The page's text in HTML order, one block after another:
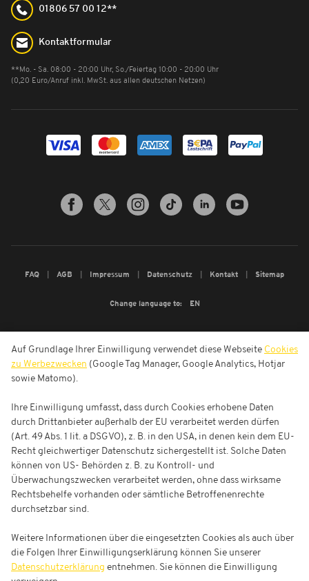
01806 57 00 12**
Kontaktformular
**Mo. - Sa. 08:00 - 20:00 Uhr, So./Feiertag 10:00 - 20:00 Uhr
(0,20 Euro/Anruf inkl. MwSt. aus allen deutschen Netzen)
FAQ AGB Impressum Datenschutz Kontakt Sitemap
Change language to: EN
Auf Grundlage Ihrer Einwilligung verwendet diese Webseite Cookies
zu Werbezwecken (Google Tag Manager, Google Analytics, Hotjar
sowie Matomo).
Ihre Einwilligung umfasst, dass durch Cookies erhobene Daten
durch Drittanbieter außerhalb der EU verarbeitet werden dürfen
(Art. 49 Abs. 1 lit. a DSGVO), z. B. in den USA, in denen kein dem EU-
Recht gleichwertiger Datenschutz sichergestellt ist. Solche Daten
können von US- Behörden z. B. zu Kontroll- und
Überwachungszwecken verarbeitet werden, ohne dass wirksame
Rechtsbehelfe vorhanden oder sämtliche Betroffenenrechte
durchsetzbar sind.
Weitere Informationen über die eingesetzten Cookies als auch über
die Folgen Ihrer Einwilligungserklärung können Sie unserer
Datenschutzerklärung entnehmen. Sie können die Einwilligung